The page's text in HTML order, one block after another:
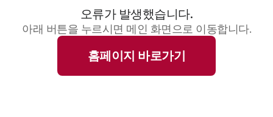
오류가 발생했습니다.
아래 버튼을 누르시면 메인 화면으로 이동합니다.
홈페이지 바로가기